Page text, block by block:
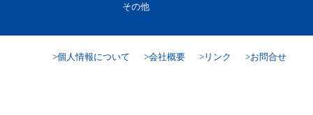
その他
個人情報について 会社概要 リンク お問合せ